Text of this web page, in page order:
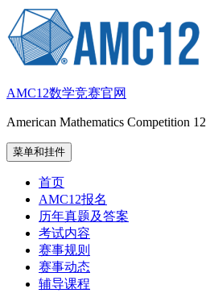
至
内
AMC12数学竞赛官网
American Mathematics Competition 12
菜单和挂件
首页
AMC12报名
历年真题及答案
考试内容
赛事规则
赛事动态
辅导课程